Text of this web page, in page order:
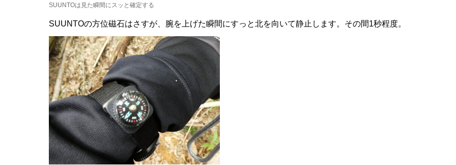
SUUNTOは見た瞬間にスッと確定する
SUUNTOの方位磁石はさすが、腕を上げた瞬間にすっと北を向いて静止します。その間1秒程度。